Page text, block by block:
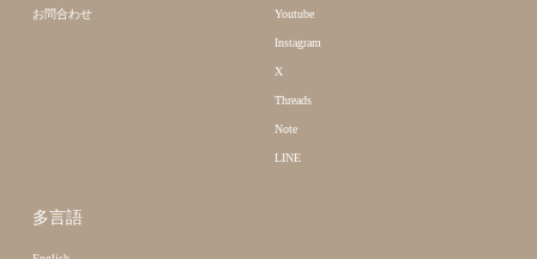
お問合わせ Youtube
Instagram
X
Threads
Note
LINE
多言語